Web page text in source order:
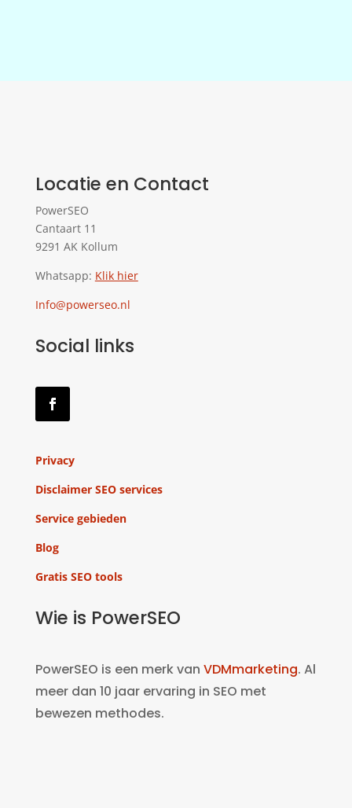
Locatie en Contact
PowerSEO
Cantaart 11
9291 AK Kollum
Whatsapp: Klik hier
Info@powerseo.nl
Social links
Privacy
Disclaimer SEO services
Service gebieden
Blog
Gratis SEO tools
Wie is PowerSEO
PowerSEO is een merk van VDMmarketing. Al
meer dan 10 jaar ervaring in SEO met
bewezen methodes.